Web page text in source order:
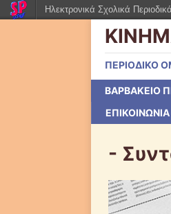
ΠΕΡΙΟΔΙΚΟ
ΒΑΡΒΑΚΕΙΟ
ΕΠΙΚΟΙΝΩΝΙΑ
-
Ηλεκτρονικά Σχολικά